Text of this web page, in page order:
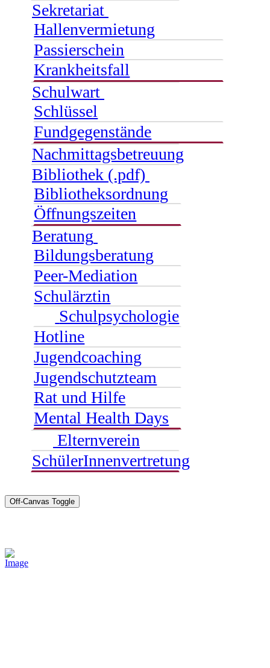
Sekretariat
Hallenvermietung
Passierschein
Krankheitsfall
Schulwart
Schlüssel
Fundgegenstände
Nachmittagsbetreuung
Bibliothek (.pdf)
Bibliotheksordnung
Öffnungszeiten
Beratung
Bildungsberatung
Peer-Mediation
Schulärztin
Schulpsychologie
Hotline
Jugendcoaching
Jugendschutzteam
Rat und Hilfe
Mental Health Days
Elternverein
SchülerInnenvertretung
Off-Canvas Toggle